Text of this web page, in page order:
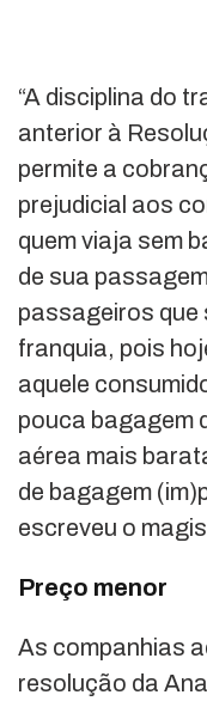
“A disciplina do
anterior à
permite a
prejudicial aos
quem viaja sem
de sua
passageiros que
franquia, pois
aquele
pouca bagagem
aérea mais
de bagagem
escreveu o
Preço menor
As companhias
resolução da